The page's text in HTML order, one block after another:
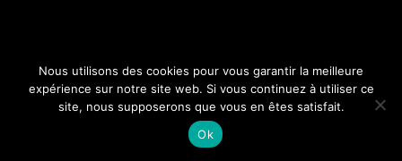
Nous utilisons des cookies pour vous garantir la meilleure
expérience sur notre site web. Si vous continuez à utiliser ce
site, nous supposerons que vous en êtes satisfait.
Ok